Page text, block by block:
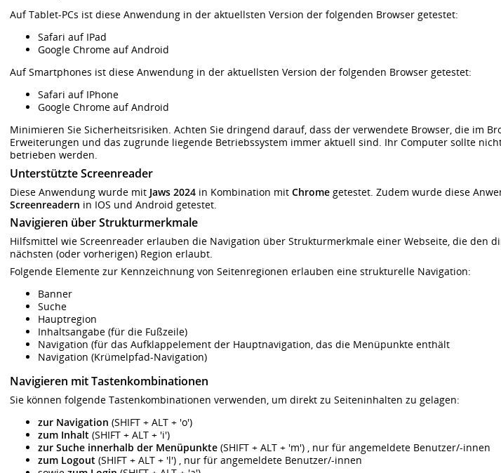
Auf Tablet-PCs ist diese Anwendung in der aktuellsten Version der folgenden Browser getestet:
Safari auf IPad
Google Chrome auf Android
Auf Smartphones ist diese Anwendung in der aktuellsten Version der folgenden Browser getestet:
Safari auf IPhone
Google Chrome auf Android
Minimieren Sie Sicherheitsrisiken. Achten Sie dringend darauf, dass der verwendete Browser, die im
Erweiterungen und das zugrunde liegende Betriebssystem immer aktuell sind. Ihr Computer sollte
betrieben werden.
Unterstützte Screenreader
Diese Anwendung wurde mit Jaws 2024 in Kombination mit Chrome getestet. Zudem wurde diese
Screenreadern in IOS und Android getestet.
Navigieren über Strukturmerkmale
Hilfsmittel wie Screenreader erlauben die Navigation über Strukturmerkmale einer Webseite, die den
nächsten (oder vorherigen) Region erlaubt.
Folgende Elemente zur Kennzeichnung von Seitenregionen erlauben eine strukturelle Navigation:
Banner
Suche
Hauptregion
Inhaltsangabe (für die Fußzeile)
Navigation (für das Aufklappelement der Hauptnavigation, das die Menüpunkte enthält
Navigation (Krümelpfad-Navigation)
Navigieren mit Tastenkombinationen
Sie können folgende Tastenkombinationen verwenden, um direkt zu Seiteninhalten zu gelagen:
zur Navigation (SHIFT + ALT + 'o')
zum Inhalt (SHIFT + ALT + 'i')
zur Suche innerhalb der Menüpunkte (SHIFT + ALT + 'm') , nur für angemeldete Benutzer/-innen
zum Logout (SHIFT + ALT + 'l') , nur für angemeldete Benutzer/-innen